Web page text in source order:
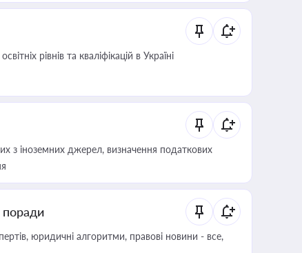
рівнів та кваліфікацій в Україні
з іноземних джерел, визначення податкових
поради
юридичні алгоритми, правові новини - все,